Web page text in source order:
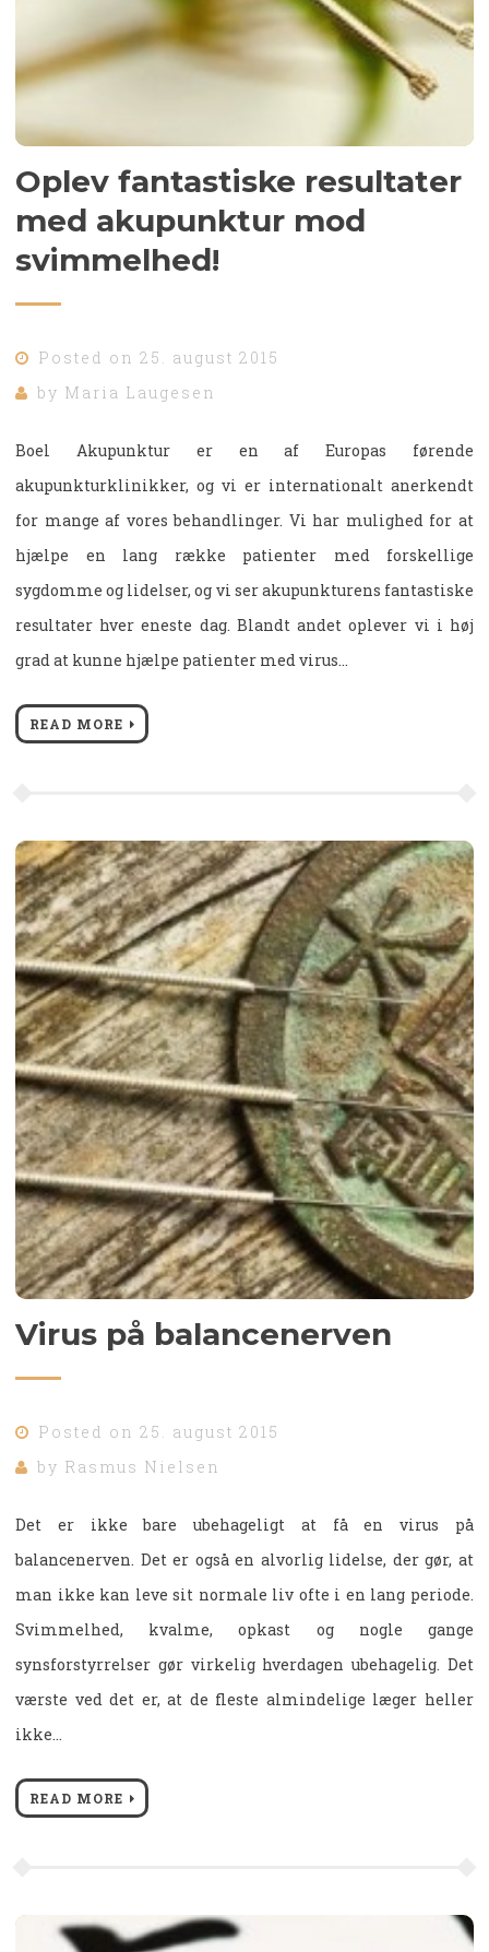
Oplev fantastiske resultater
med akupunktur mod
svimmelhed!
Posted on 25. august 2015
by Maria Laugesen
Boel Akupunktur er en af Europas førende
akupunkturklinikker, og vi er internationalt anerkendt
for mange af vores behandlinger. Vi har mulighed for at
hjælpe en lang række patienter med forskellige
sygdomme og lidelser, og vi ser akupunkturens fantastiske
resultater hver eneste dag. Blandt andet oplever vi i høj
grad at kunne hjælpe patienter med virus…
READ MORE
Virus på balancenerven
Posted on 25. august 2015
by Rasmus Nielsen
Det er ikke bare ubehageligt at få en virus på
balancenerven. Det er også en alvorlig lidelse, der gør, at
man ikke kan leve sit normale liv ofte i en lang periode.
Svimmelhed, kvalme, opkast og nogle gange
synsforstyrrelser gør virkelig hverdagen ubehagelig. Det
værste ved det er, at de fleste almindelige læger heller
ikke…
READ MORE